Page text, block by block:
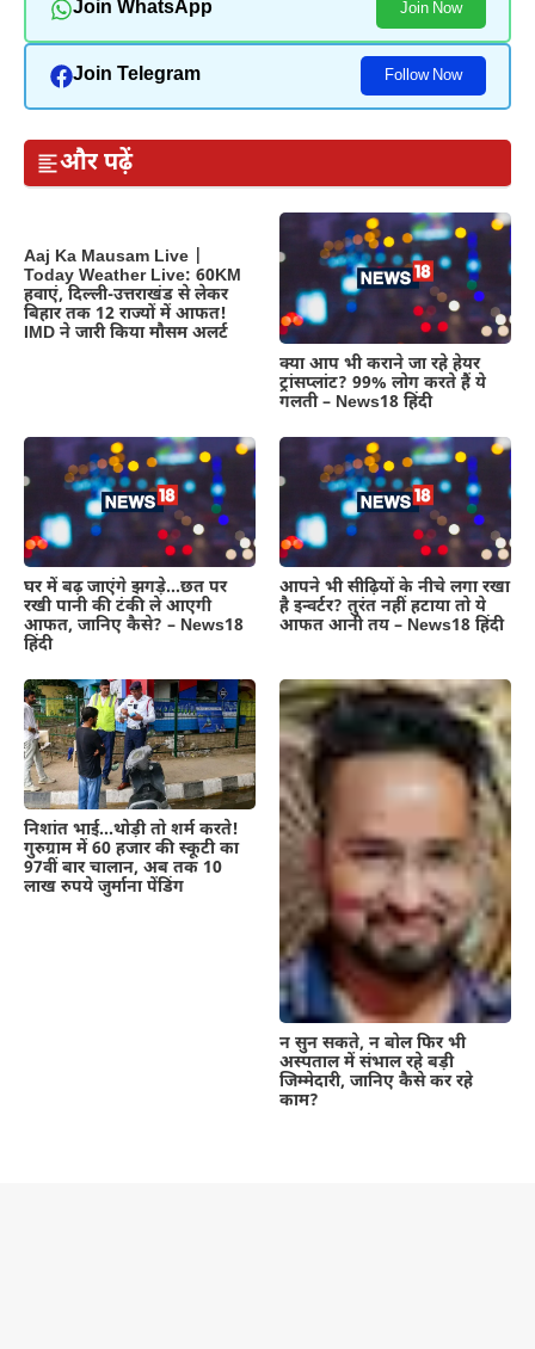
Join WhatsApp Join Now
Join Telegram Follow Now
और पढ़ें
Aaj Ka Mausam Live |
Today Weather Live: 60KM
हवाएं, दिल्ली-उत्तराखंड से लेकर
बिहार तक 12 राज्यों में आफत!
IMD ने जारी किया मौसम अलर्ट
क्या आप भी कराने जा रहे हेयर
ट्रांसप्लांट? 99% लोग करते हैं ये
गलती – News18 हिंदी
घर में बढ़ जाएंगे झगड़े…छत पर
रखी पानी की टंकी ले आएगी
आफत, जानिए कैसे? – News18
हिंदी
आपने भी सीढ़ियों के नीचे लगा रखा
है इन्वर्टर? तुरंत नहीं हटाया तो ये
आफत आनी तय – News18 हिंदी
निशांत भाई…थोड़ी तो शर्म करते!
गुरुग्राम में 60 हजार की स्कूटी का
97वीं बार चालान, अब तक 10
लाख रुपये जुर्माना पेंडिंग
न सुन सकते, न बोल फिर भी
अस्पताल में संभाल रहे बड़ी
जिम्मेदारी, जानिए कैसे कर रहे
काम?